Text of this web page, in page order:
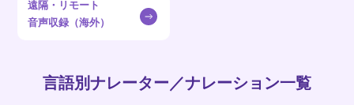
遠隔・リモート
音声収録（海外）
言語別ナレーター／ナレーション一覧